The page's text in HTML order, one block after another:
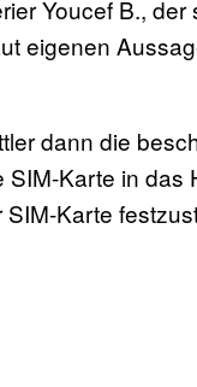
Youcef B.,
eigenen
dann die
Karte in das
Karte